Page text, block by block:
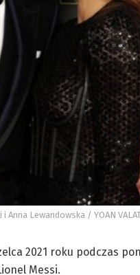
Anna Lewandowska / YOAN
2021 roku podczas
Messi.